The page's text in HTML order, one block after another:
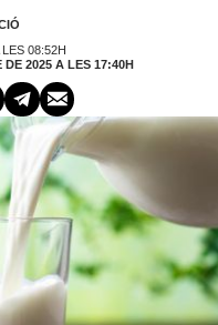
08:52H
DE 2025 A LES 17:40H